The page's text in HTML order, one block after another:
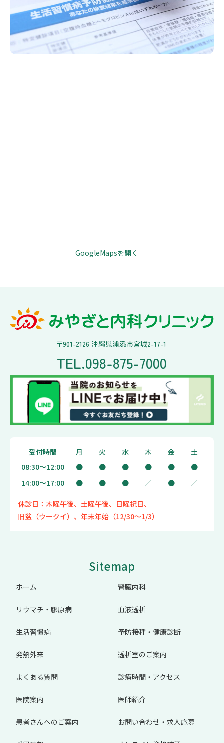
GoogleMapsを開く
〒901-2126 沖縄県浦添市宮城2-17-1
TEL.098-875-7000
受付時間 月 火 水 木 金
土
08:30～12:00
● ● ● ● ●
●
14:00～17:00
● ● ● ／ ● ／
休診日：木曜午後、土曜午後、日曜祝日、
旧盆（ウークイ）、 年末年始（12/30～1/3）
Sitemap
ホーム 腎臓内科
リウマチ・膠原病 血液透析
生活習慣病 予防接種・健康診断
発熱外来 透析室のご案内
よくある質問 診療時間・アクセス
医院案内 医師紹介
患者さんへのご案内 お問い合わせ・求人応募